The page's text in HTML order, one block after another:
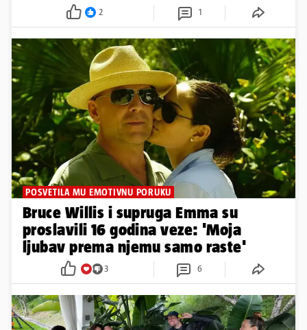
2 1
POSVETILA MU EMOTIVNU PORUKU
Bruce Willis i supruga Emma su
proslavili 16 godina veze: 'Moja
ljubav prema njemu samo raste'
3 6